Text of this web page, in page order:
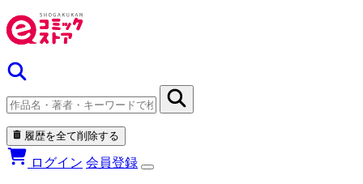
履歴を全て削除する
ログイン 会員登録